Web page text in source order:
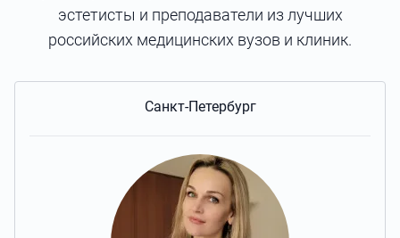
эстетисты и преподаватели из лучших
российских медицинских вузов и клиник.
Санкт-Петербург